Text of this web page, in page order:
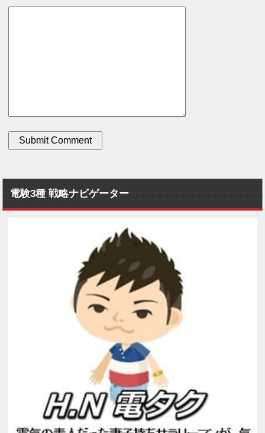
電験3種 戦略ナビゲーター